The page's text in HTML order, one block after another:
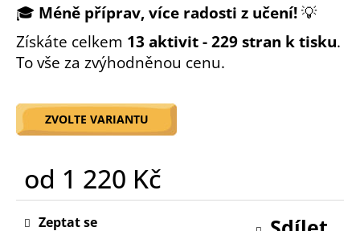
🎓 Méně příprav, více radosti z učení!💡
Získáte celkem 13 aktivit - 229 stran k tisku.
To vše za zvýhodněnou cenu.
ZVOLTE VARIANTU
od 1 220 Kč
Měrná
cena:Zeptat se
č
u
j
e
e